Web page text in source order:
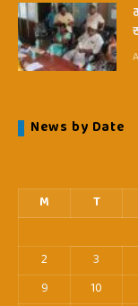
News by Date
M
T
2
3
9
10